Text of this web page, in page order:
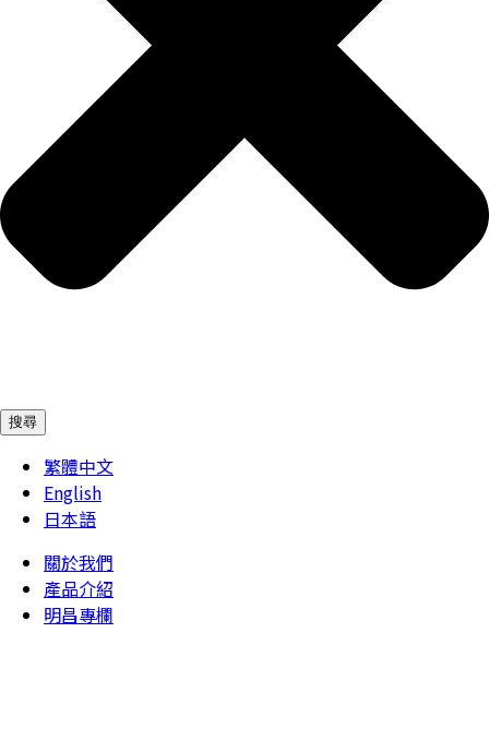
搜尋
繁體中文
English
日本語
關於我們
產品介紹
明昌專欄